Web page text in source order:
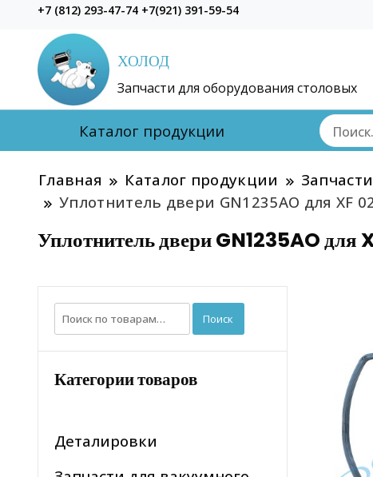
+7 (812) 293-47-74 +7(921) 391-59-54
ХОЛОД
Запчасти для оборудования столовых
Каталог продукции
Главная Каталог продукции
Уплотнитель двери GN1235AO для XF
Уплотнитель двери GN1235AO
Искать: Поиск
Категории товаров
Деталировки